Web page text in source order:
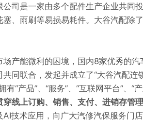
司是一家由多个配件生产企业共同
、雨刷等易损易耗件。大谷汽配除
产能微利的困境，国内8家优秀的
共同联合，发起并成立了“大谷汽配
有“产品”、“服务”、“互联网平台”、
穿线上订购、销售、支付、进销存管
技术应用，向广大汽修汽保服务门